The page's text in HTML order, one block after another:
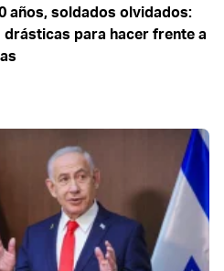
años, soldados olvidados:
drásticas para hacer frente a